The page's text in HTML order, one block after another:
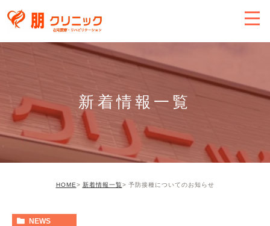
新着情報一覧
HOME 新着情報一覧 予防接種についてのお知らせ
NEWS